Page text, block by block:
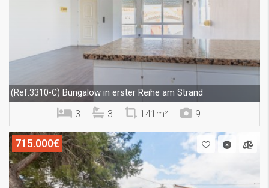
(Ref.3310-C) Bungalow in erster Reihe am Strand
3 3 141m² 9
715.000€